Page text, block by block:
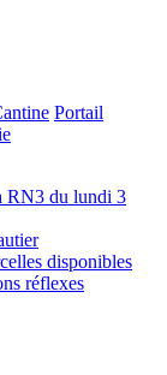
Portail
RN3 du lundi 3
disponibles
réflexes